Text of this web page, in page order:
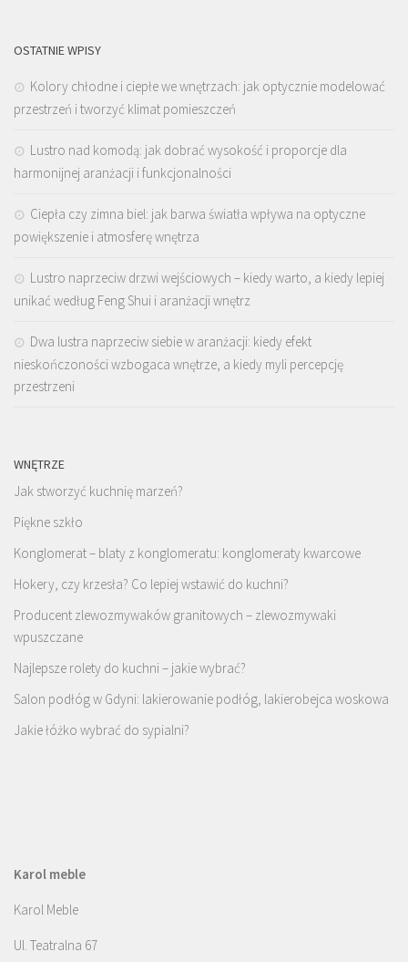
OSTATNIE WPISY
Kolory chłodne i ciepłe we wnętrzach: jak optycznie modelować
przestrzeń i tworzyć klimat pomieszczeń
Lustro nad komodą: jak dobrać wysokość i proporcje dla
harmonijnej aranżacji i funkcjonalności
Ciepła czy zimna biel: jak barwa światła wpływa na optyczne
powiększenie i atmosferę wnętrza
Lustro naprzeciw drzwi wejściowych – kiedy warto, a kiedy lepiej
unikać według Feng Shui i aranżacji wnętrz
Dwa lustra naprzeciw siebie w aranżacji: kiedy efekt
nieskończoności wzbogaca wnętrze, a kiedy myli percepcję
przestrzeni
WNĘTRZE
Jak stworzyć kuchnię marzeń?
Piękne szkło
Konglomerat – blaty z konglomeratu: konglomeraty kwarcowe
Hokery, czy krzesła? Co lepiej wstawić do kuchni?
Producent zlewozmywaków granitowych – zlewozmywaki
wpuszczane
Najlepsze rolety do kuchni – jakie wybrać?
Salon podłóg w Gdyni: lakierowanie podłóg, lakierobejca woskowa
Jakie łóżko wybrać do sypialni?
Karol meble
Karol Meble
Ul. Teatralna 67